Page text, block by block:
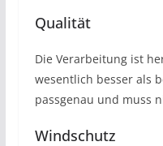
Qualität
Die Verarbeitung ist
wesentlich besser als
passgenau und muss
Windschutz